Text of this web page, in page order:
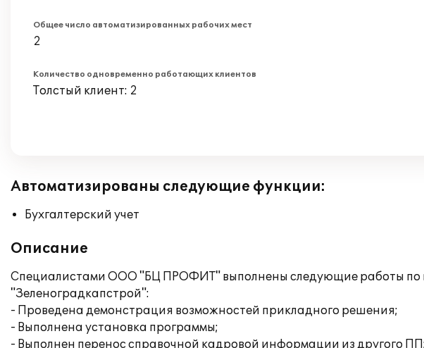
Общее число автоматизированных рабочих мест
2
Количество одновременно работающих клиентов
Толстый клиент: 2
Автоматизированы следующие функции:
Бухгалтерский учет
Описание
Специалистами ООО "БЦ ПРОФИТ" выполнены следующие работы по
"Зеленоградкапстрой":
- Проведена демонстрация возможностей прикладного решения;
- Выполнена установка программы;
- Выполнен перенос справочной кадровой информации из другого